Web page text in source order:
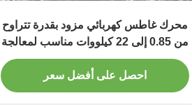
محرك غاطس كهربائي مزود بقدرة تتراوح
من 0.85 إلى 22 كيلووات مناسب لمعالجة
مياه الصرف الصحي والخلط الكيميائي
احصل على أفضل سعر